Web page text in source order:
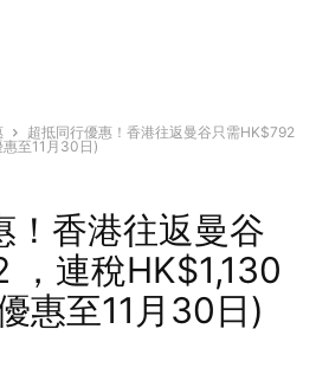
超抵同行優惠！香港往返曼谷只需HK$792
惠至11月30日)
！香港往返曼谷
，連稅HK$1,130
惠至11月30日)